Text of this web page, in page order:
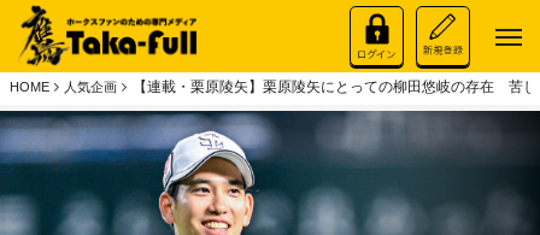
HOME 人気企画 【連載・栗原陵矢】栗原陵矢にとっての柳田悠岐の存在 苦